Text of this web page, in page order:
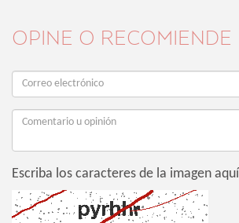
OPINE O RECOMIENDE
Escriba los caracteres de la imagen aquí